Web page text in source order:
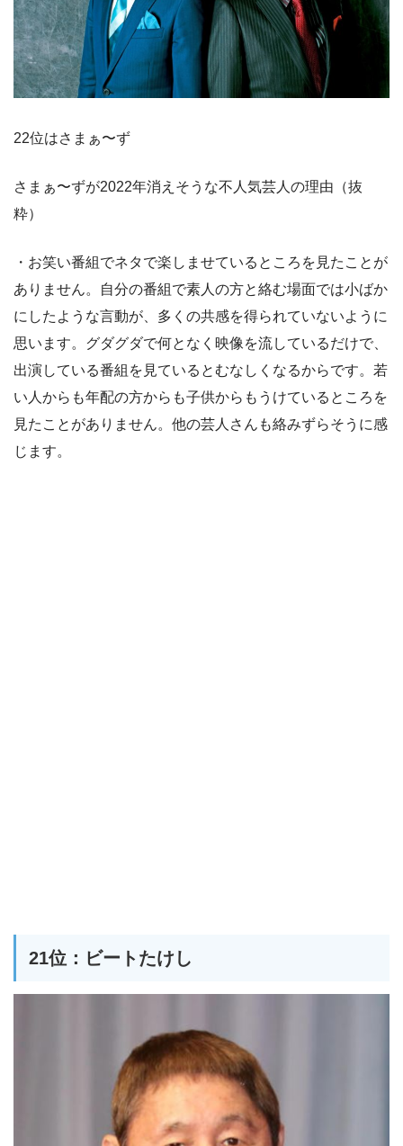
22位はさまぁ〜ず
さまぁ〜ずが2022年消えそうな不人気芸人の理由（抜
粋）
・お笑い番組でネタで楽しませているところを見たことが
ありません。自分の番組で素人の方と絡む場面では小ばか
にしたような言動が、多くの共感を得られていないように
思います。グダグダで何となく映像を流しているだけで、
出演している番組を見ているとむなしくなるからです。若
い人からも年配の方からも子供からもうけているところを
見たことがありません。他の芸人さんも絡みずらそうに感
じます。
21位：ビートたけし